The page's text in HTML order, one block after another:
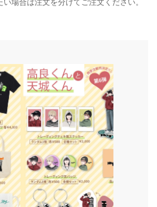
場合は注文を分けてご注文ください。